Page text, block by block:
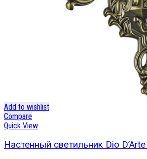
Add to wishlist
Compare
Quick View
Настенный светильник Dio